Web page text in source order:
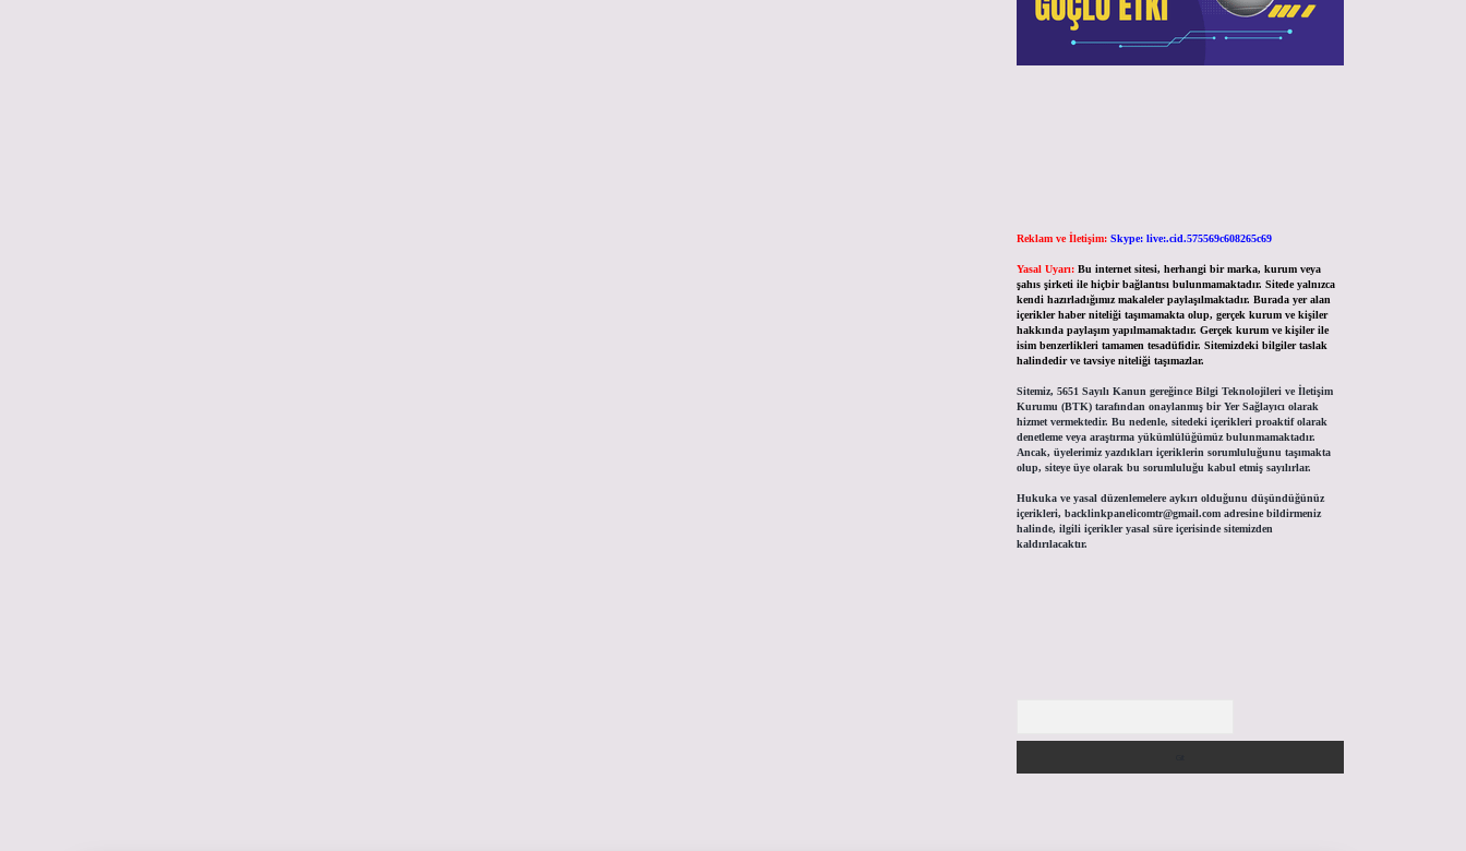
Reklam ve İletişim: Skype: live:.cid.575569c608265c69
Yasal Uyarı: Bu internet sitesi, herhangi bir marka, kurum veya
şahıs şirketi ile hiçbir bağlantısı bulunmamaktadır. Sitede yalnızca
kendi hazırladığımız makaleler paylaşılmaktadır. Burada yer alan
içerikler haber niteliği taşımamakta olup, gerçek kurum ve kişiler
hakkında paylaşım yapılmamaktadır. Gerçek kurum ve kişiler ile
isim benzerlikleri tamamen tesadüfidir. Sitemizdeki bilgiler taslak
halindedir ve tavsiye niteliği taşımazlar.
Sitemiz, 5651 Sayılı Kanun gereğince Bilgi Teknolojileri ve İletişim
Kurumu (BTK) tarafından onaylanmış bir Yer Sağlayıcı olarak
hizmet vermektedir. Bu nedenle, sitedeki içerikleri proaktif olarak
denetleme veya araştırma yükümlülüğümüz bulunmamaktadır.
Ancak, üyelerimiz yazdıkları içeriklerin sorumluluğunu taşımakta
olup, siteye üye olarak bu sorumluluğu kabul etmiş sayılırlar.
Hukuka ve yasal düzenlemelere aykırı olduğunu düşündüğünüz
içerikleri, backlinkpanelicomtr@gmail.comadresine bildirmeniz
halinde, ilgili içerikler yasal süre içerisinde sitemizden
kaldırılacaktır.